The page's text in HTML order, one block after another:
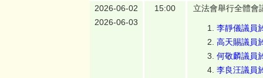
2026-06-02
2026-06-03
15:00 立法會舉行全體會
李靜儀議員
高天賜議員
何敬麟議員
李良汪議員